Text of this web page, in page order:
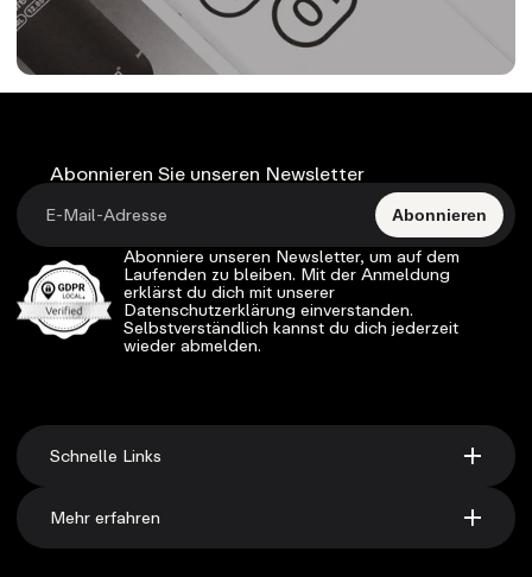
Abonnieren Sie unseren Newsletter
Abonnieren
Abonniere unseren Newsletter, um auf dem
Laufenden zu bleiben. Mit der Anmeldung
erklärst du dich mit unserer
Datenschutzerklärung einverstanden.
Selbstverständlich kannst du dich jederzeit
wieder abmelden.
Schnelle Links
Mehr erfahren